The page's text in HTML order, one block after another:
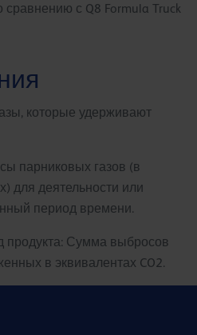
с Q8 Formula Truck
которые удерживают
парниковых газов (в
для деятельности или
период времени.
продукта: Сумма выбросов
в эквивалентах CO2.